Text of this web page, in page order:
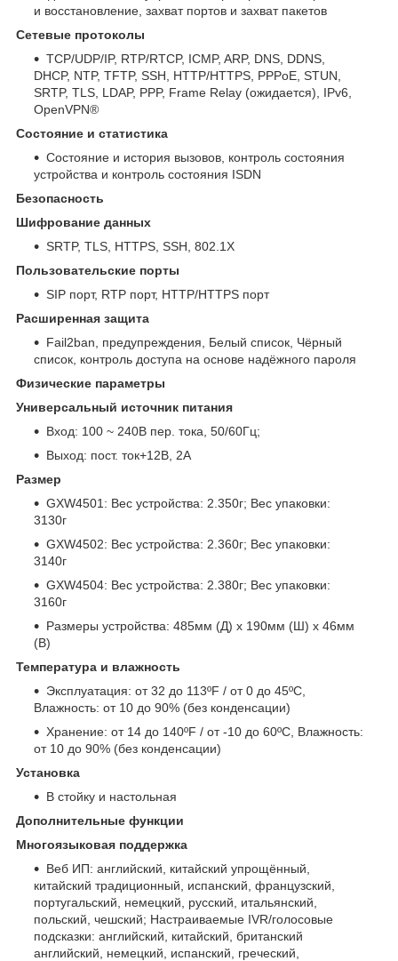
и восстановление, захват портов и захват пакетов
Сетевые протоколы
TCP/UDP/IP, RTP/RTCP, ICMP, ARP, DNS, DDNS,
DHCP, NTP, TFTP, SSH, HTTP/HTTPS, PPPoE, STUN,
SRTP, TLS, LDAP, PPP, Frame Relay (ожидается), IPv6,
OpenVPN®
Состояние и статистика
Состояние и история вызовов, контроль состояния
устройства и контроль состояния ISDN
Безопасность
Шифрование данных
SRTP, TLS, HTTPS, SSH, 802.1X
Пользовательские порты
SIP порт, RTP порт, HTTP/HTTPS порт
Расширенная защита
Fail2ban, предупреждения, Белый список, Чёрный
список, контроль доступа на основе надёжного пароля
Физические параметры
Универсальный источник питания
Вход: 100 ~ 240В пер. тока, 50/60Гц;
Выход: пост. ток+12В, 2A
Размер
GXW4501: Вес устройства: 2.350г; Вес упаковки:
3130г
GXW4502: Вес устройства: 2.360г; Вес упаковки:
3140г
GXW4504: Вес устройства: 2.380г; Вес упаковки:
3160г
Размеры устройства: 485мм (Д) x 190мм (Ш) x 46мм
(В)
Температура и влажность
Эксплуатация: от 32 до 113ºF / от 0 до 45ºC,
Влажность: от 10 до 90% (без конденсации)
Хранение: от 14 до 140ºF / от -10 до 60ºC, Влажность:
от 10 до 90% (без конденсации)
Установка
В стойку и настольная
Дополнительные функции
Многоязыковая поддержка
Веб ИП: английский, китайский упрощённый,
китайский традиционный, испанский, французский,
португальский, немецкий, русский, итальянский,
польский, чешский; Настраиваемые IVR/голосовые
подсказки: английский, китайский, британский
английский, немецкий, испанский, греческий,